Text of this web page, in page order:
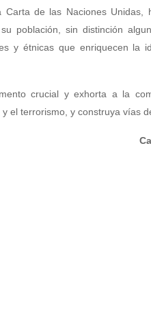
de las Naciones Unidas,
población, sin distinción
y étnicas que enriquecen la
crucial y exhorta a la
el terrorismo, y construya vías